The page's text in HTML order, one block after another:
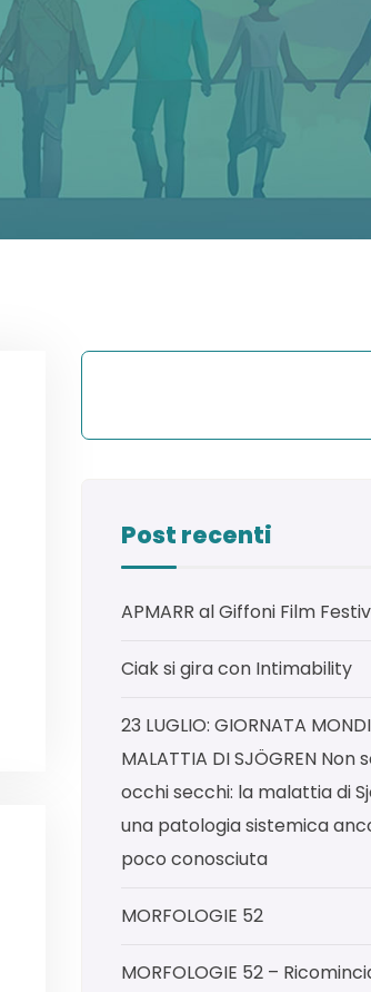
Post recenti
APMARR al Giffoni Film
Ciak si gira con Intimability
23 LUGLIO: GIORNATA
MALATTIA DI SJÖGREN Non
occhi secchi: la malattia di
una patologia sistemica
poco conosciuta
MORFOLOGIE 52
MORFOLOGIE 52 –